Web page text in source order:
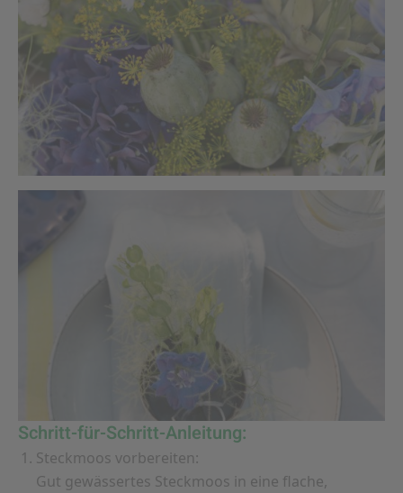
Schritt-für-Schritt-Anleitung:
Steckmoos vorbereiten:
Gut gewässertes Steckmoos in eine flache,